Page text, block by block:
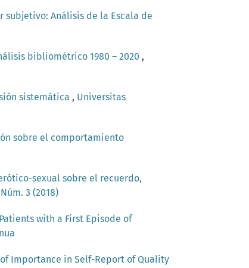
subjetivo: Análisis de la Escala de
bibliométrico 1980 – 2020 ,
sistemática , Universitas
sobre el comportamiento
sexual sobre el recuerdo,
3 (2018)
with a First Episode of
Importance in Self-Report of Quality